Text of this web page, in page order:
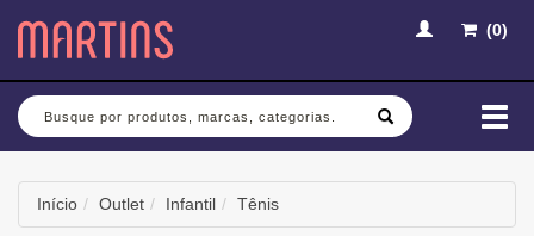
(0)
Busca
Início Outlet Infantil Tênis